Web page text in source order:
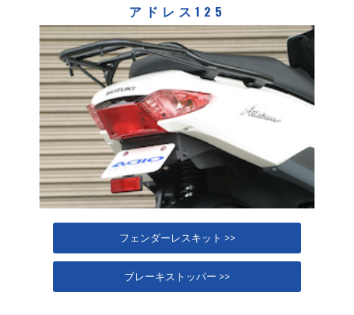
アドレス125
フェンダーレスキット >>
ブレーキストッパー >>